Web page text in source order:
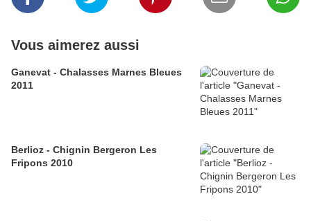
Vous aimerez aussi
Ganevat - Chalasses Marnes Bleues
2011
Berlioz - Chignin Bergeron Les
Fripons 2010